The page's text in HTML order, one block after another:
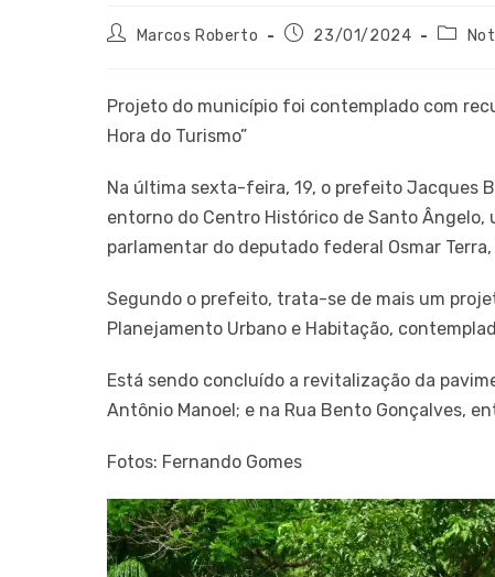
Marcos Roberto 23/01/2024
Projeto do município foi contemplado com
Hora do Turismo”
Na última sexta-feira, 19, o prefeito Jacques
entorno do Centro Histórico de Santo
parlamentar do deputado federal Osmar
Segundo o prefeito, trata-se de mais um
Planejamento Urbano e Habitação,
Está sendo concluído a revitalização da
Antônio Manoel; e na Rua Bento Gonçalves,
Fotos: Fernando Gomes